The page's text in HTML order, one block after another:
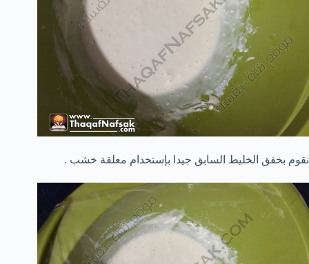
نقوم بخفق الخليط السابق جيدا بإستخدام معلقة خشب .